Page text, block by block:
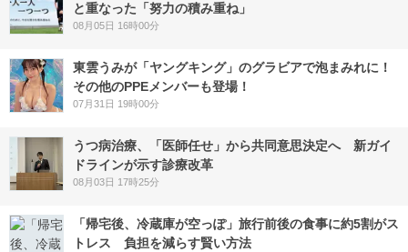
と重なった「努力の積み重ね」
08月05日 16時00分
東雲うみが「ヤングキング」のグラビアで泡まみれに！
その他のPPEメンバーも登場！
07月31日 19時00分
うつ病治療、「医師任せ」から共同意思決定へ 新ガイ
ドラインが示す診療改革
08月03日 17時25分
「帰宅後、冷蔵庫が空っぽ」旅行前後の食事に約5割がス
トレス 負担を減らす賢い方法